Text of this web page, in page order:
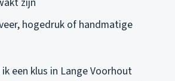
hogedruk of handmatige
een klus in Lange Voorhout